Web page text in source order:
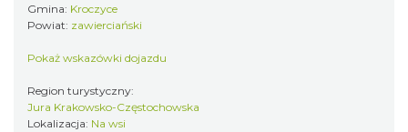
Gmina: Kroczyce
Powiat: zawierciański
Pokaż wskazówki dojazdu
Region turystyczny:
Jura Krakowsko-Częstochowska
Lokalizacja: Na wsi